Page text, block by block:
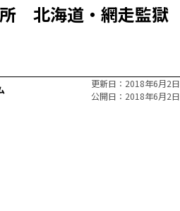
北海道・網走監獄
更新日
2018年6月2日
公開日
2018年6月2日